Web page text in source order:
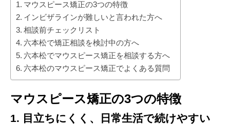
マウスピース矯正の3つの特徴
インビザラインが難しいと言われた方へ
相談前チェックリスト
六本松で矯正相談を検討中の方へ
六本松でマウスピース矯正を相談する方へ
六本松のマウスピース矯正でよくある質問
マウスピース矯正の3つの特徴
1. 目立ちにくく、日常生活で続けやすい